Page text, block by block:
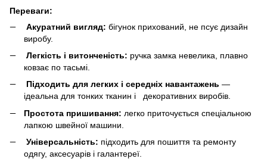
Переваги:
Акуратний вигляд: бігунок прихований, не псує дизайн
виробу.
Легкість і витонченість: ручка замка невелика, плавно
ковзає по тасьмі.
Підходить для легких і середніх навантажень —
ідеальна для тонких тканин і декоративних виробів.
Простота пришивання: легко приточується спеціальною
лапкою швейної машини.
Універсальність: підходить для пошиття та ремонту
одягу, аксесуарів і галантереї.